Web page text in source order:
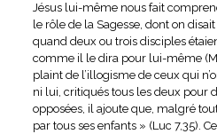
Jésus lui-même nous fait
le rôle de la Sagesse, dont on
quand deux ou trois disciples
comme il le dira pour lui-même
plaint de l’illogisme de ceux qui
ni lui, critiqués tous les deux pour
opposées, il ajoute que, malgré
par tous ses enfants » (Luc 7,35).